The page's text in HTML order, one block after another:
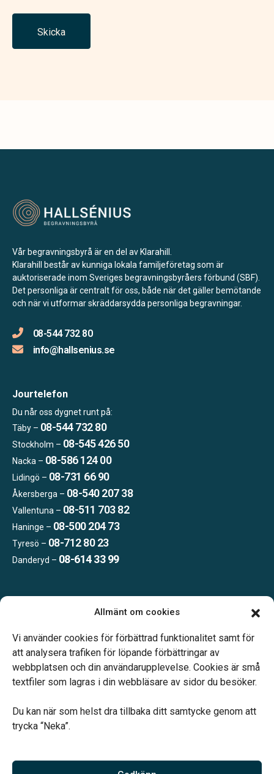
Allmänt om cookies
Vi använder cookies för förbättrad funktionalitet samt för
att analysera trafiken för löpande förbättringar av
webbplatsen och din användarupplevelse. Cookies är små
textfiler som lagras i din webbläsare av sidor du besöker.
Du kan när som helst dra tillbaka ditt samtycke genom att
trycka “Neka”.
Skicka
Vår begravningsbyrå är en del av Klarahill.
Klarahill består av kunniga lokala familjeföretag som är
auktoriserade inom Sveriges begravningsbyråers förbund (SBF).
Det personliga är centralt för oss, både när det gäller bemötande
och när vi utformar skräddarsydda personliga begravningar.
08-544 732 80
info@hallsenius.se
Jourtelefon
Du når oss dygnet runt på:
Täby – 08-544 732 80
Stockholm – 08-545 426 50
Nacka – 08-586 124 00
Lidingö – 08-731 66 90
Åkersberga – 08-540 207 38
Vallentuna – 08-511 703 82
Haninge – 08-500 204 73
Tyresö – 08-712 80 23
Danderyd – 08-614 33 99
Telefonjour dygnet runt.
Vårt systerbolag Verahill hjälper dig med familjejuridiken –